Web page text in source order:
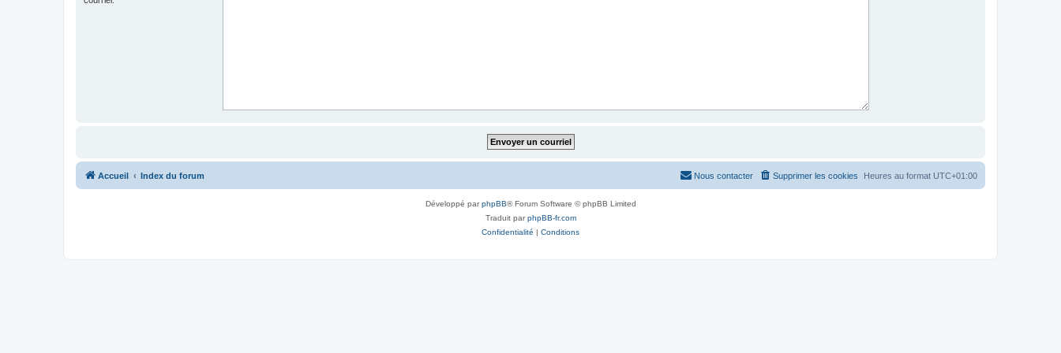
Accueil Index du forum Heures au format UTC+01:00
Supprimer les cookies
Nous contacter
Développé parphpBB® Forum Software © phpBB Limited
Traduit parphpBB-fr.com
Confidentialité | Conditions